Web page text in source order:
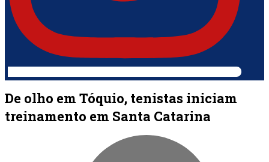
De olho em Tóquio, tenistas iniciam
treinamento em Santa Catarina